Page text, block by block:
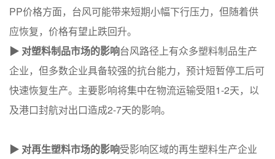
PP价格方面，台风可能带来短期小幅下行压力，但随着供
应恢复，价格有望止跌回升。
▶ 对塑料制品市场的影响台风路径上有众多塑料制品生产
企业，但多数企业具备较强的抗台能力，预计短暂停工后可
快速恢复生产。主要影响将集中在物流运输受阻1-2天，以
及港口封航对出口造成2-7天的影响。
▶ 对再生塑料市场的影响受影响区域的再生塑料生产企业